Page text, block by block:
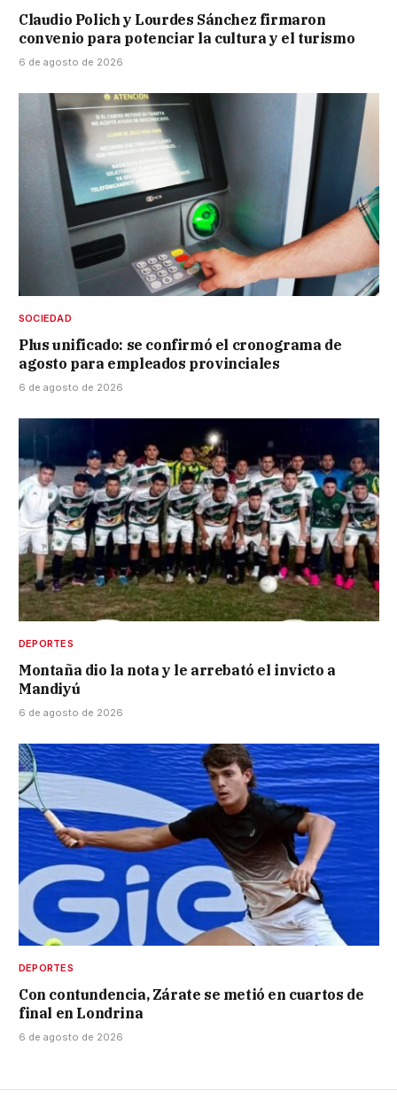
Claudio Polich y Lourdes Sánchez firmaron
convenio para potenciar la cultura y el turismo
6 de agosto de 2026
SOCIEDAD
Plus unificado: se confirmó el cronograma de
agosto para empleados provinciales
6 de agosto de 2026
DEPORTES
Montaña dio la nota y le arrebató el invicto a
Mandiyú
6 de agosto de 2026
DEPORTES
Con contundencia, Zárate se metió en cuartos de
final en Londrina
6 de agosto de 2026